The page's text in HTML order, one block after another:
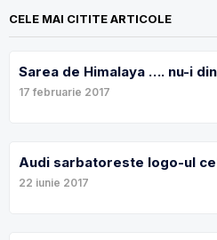
CELE MAI CITITE ARTICOLE
Sarea de Himalaya …. nu-i
17 februarie 2017
Audi sarbatoreste logo-ul
22 iunie 2017